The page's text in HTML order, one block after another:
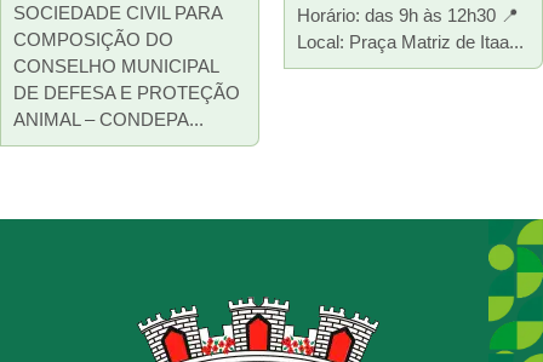
SOCIEDADE CIVIL PARA
COMPOSIÇÃO DO
CONSELHO MUNICIPAL
DE DEFESA E PROTEÇÃO
ANIMAL – CONDEPA...
Horário: das 9h às 12h30 📍
Local: Praça Matriz de Itaa...